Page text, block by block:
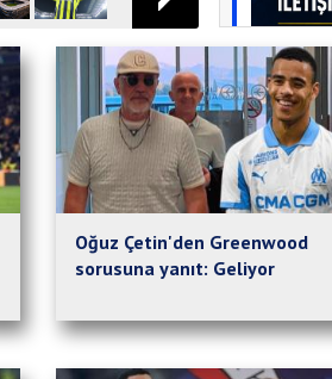
3 gün önce
Sparta
Oğuz Çetin'den Greenwood
sorusuna yanıt: Geliyor